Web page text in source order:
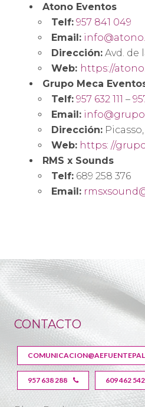
Atono Eventos
Telf: 957 841 049
Email:
Dirección: Avd. de
Web: https://
Grupo Meca
Telf: 957 632 111 –
Email:
Dirección:
Web: https: //
RMS x Sounds
Telf: 689 258 376
Email:
CONTACTO
957 638 288 609 462 542